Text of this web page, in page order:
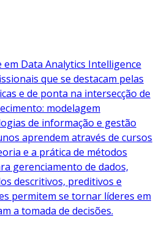
Data Analytics Intelligence
que se destacam pelas
e de ponta na intersecção de
modelagem
de informação e gestão
aprendem através de cursos
e a prática de métodos
gerenciamento de dados,
descritivos, preditivos e
permitem se tornar líderes em
a tomada de decisões.